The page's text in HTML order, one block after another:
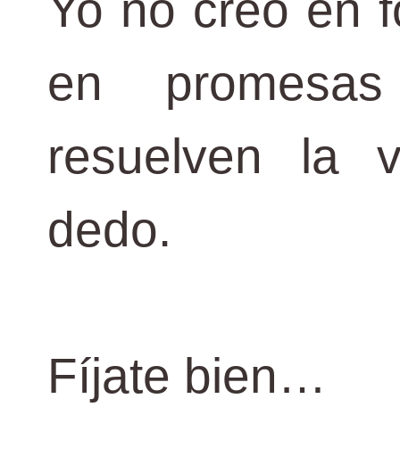
en
resuelven la
dedo.
Fíjate bien…